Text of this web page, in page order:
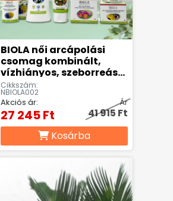
BIOLA női arcápolási
csomag kombinált,
vízhiányos, szeborreás
bőr
Cikkszám:
NBIOLA002
Akciós ár:
27 245 Ft
Ár
41 915 Ft
Kosárba